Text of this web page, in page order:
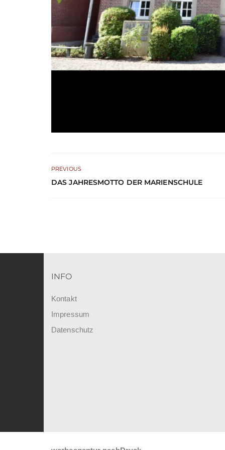
PREVIOUS
DAS JAHRESMOTTO DER MARIENSCHULE
INFO
Kontakt
Impressum
Datenschutz